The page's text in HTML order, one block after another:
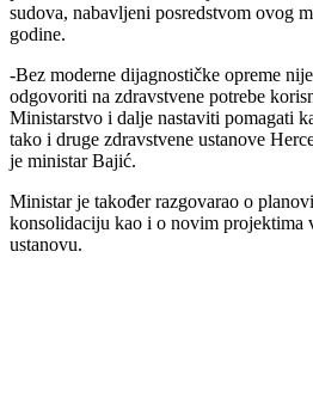
sudova, nabavljeni posredstvom ovog
godine.
-Bez moderne dijagnostičke opreme
odgovoriti na zdravstvene potrebe
Ministarstvo i dalje nastaviti pomagati
tako i druge zdravstvene ustanove
je ministar Bajić.
Ministar je također razgovarao o
konsolidaciju kao i o novim projektima
ustanovu.